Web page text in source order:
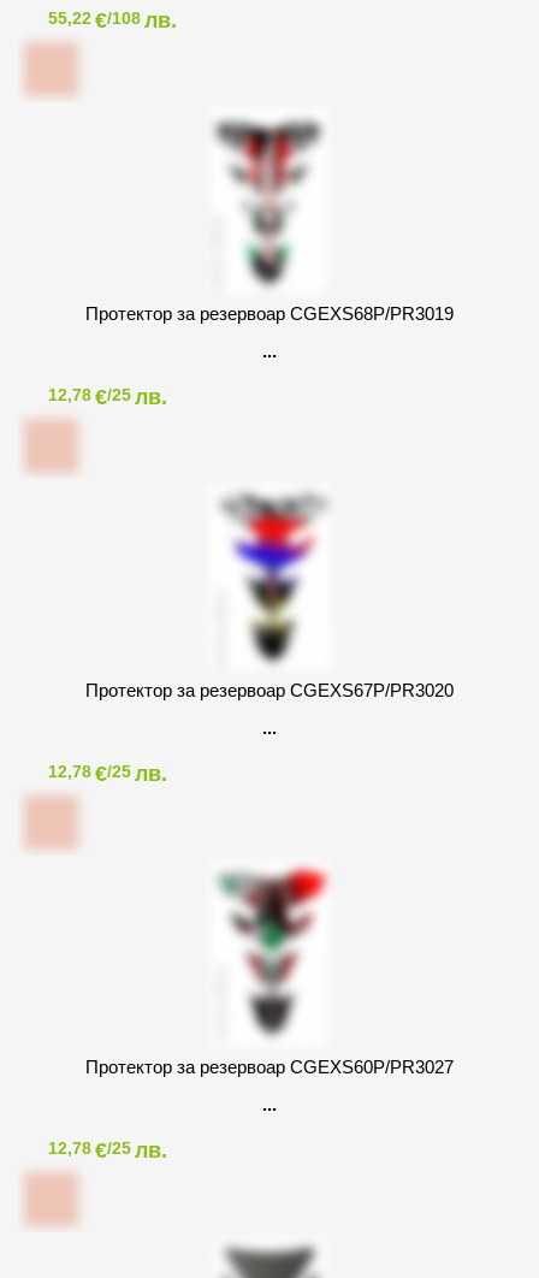
55,22€/108лв.
Протектор за резервоар CGEXS68P/PR3019
12,78€/25лв.
Протектор за резервоар CGEXS67P/PR3020
12,78€/25лв.
Протектор за резервоар CGEXS60P/PR3027
12,78€/25лв.